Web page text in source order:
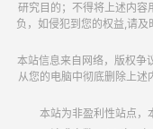
研究目的；不得将上述内容
负，如侵犯到您的权益,请
本站信息来自网络，版权争
从您的电脑中彻底删除上述
本站为非盈利性站点，